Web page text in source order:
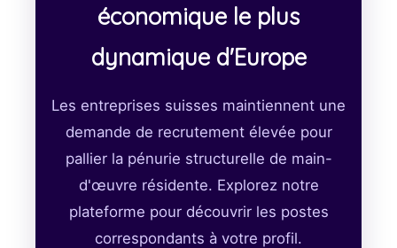
économique le plus
dynamique d'Europe
Les entreprises suisses maintiennent une
demande de recrutement élevée pour
pallier la pénurie structurelle de main-
d'œuvre résidente. Explorez notre
plateforme pour découvrir les postes
correspondants à votre profil.